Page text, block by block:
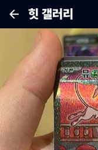
힛 갤러리